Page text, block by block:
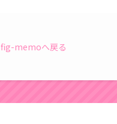
fig-memoへ戻る